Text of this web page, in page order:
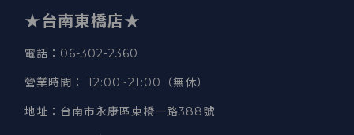
★台南東橋店★
電話 ：06-302-2360
營業時間 ： 12:00~21:00（無休）
地址 ：台南市永康區東橋一路388號